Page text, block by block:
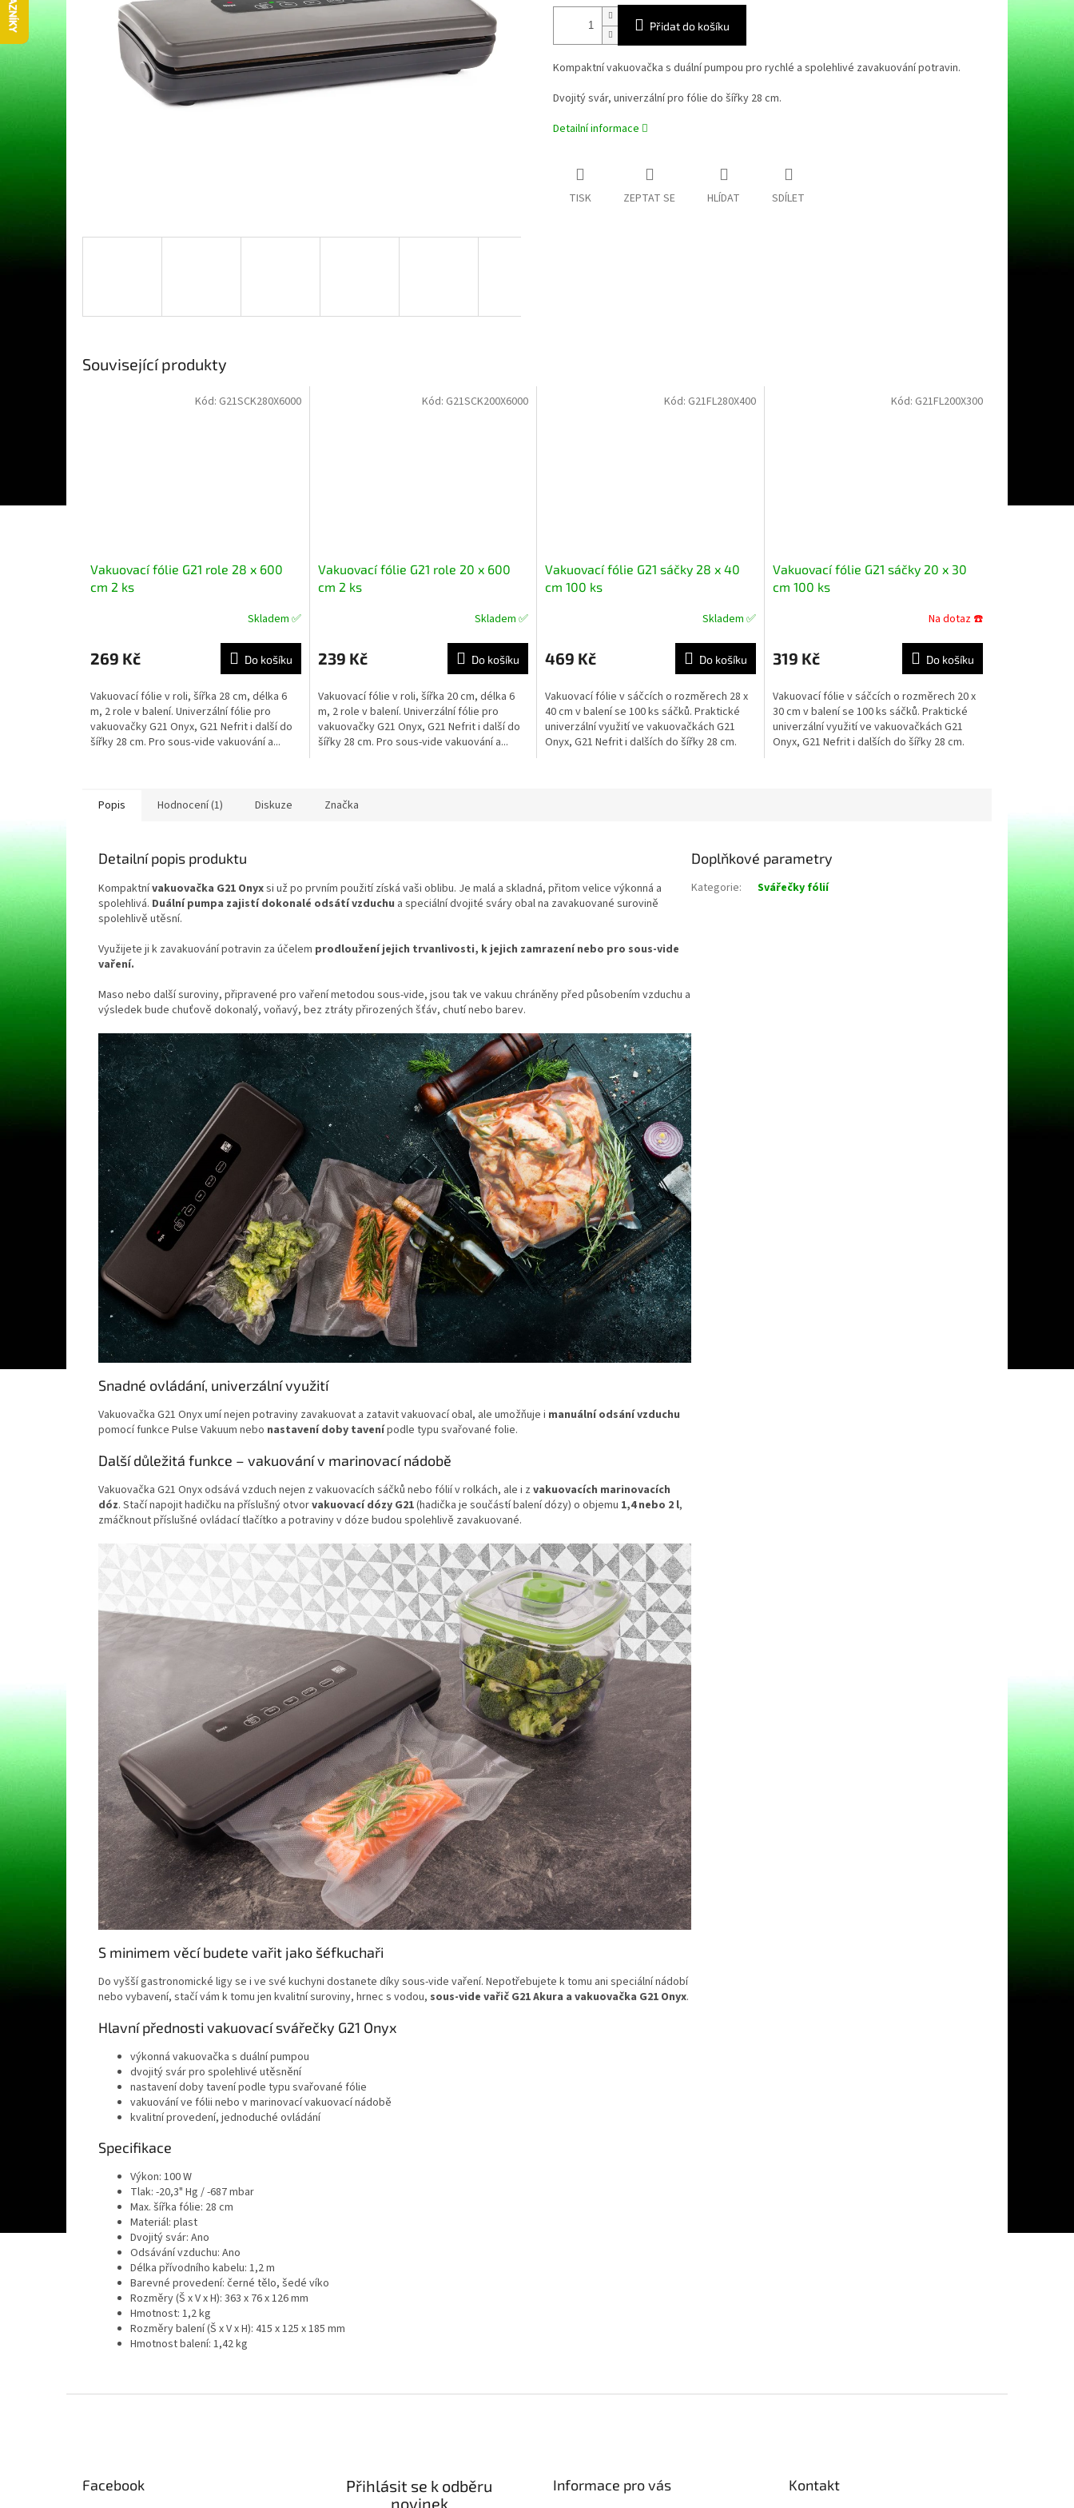
Přidat do košíku
Kompaktní vakuovačka s duální pumpou pro rychlé a spolehlivé zavakuování potravin.
Dvojitý svár, univerzální pro fólie do šířky 28 cm.
Detailní informace
TISK ZEPTAT SE HLÍDAT SDÍLET
Související produkty
Vakuovací fólie G21 role 28 x 600
cm 2 ks
produktu
je
z
5
hvězdiček.
Skladem ✅
269 Kč Do košíku
Vakuovací fólie v roli, šířka 28 cm, délka 6
m, 2 role v balení. Univerzální fólie pro
vakuovačky G21 Onyx, G21 Nefrit i další do
šířky 28 cm. Pro sous-vide vakuování a...
Kód: G21SCK280X6000
Vakuovací fólie G21 role 20 x 600
cm 2 ks
produktu
je
z
5
hvězdiček.
Skladem ✅
239 Kč Do košíku
Vakuovací fólie v roli, šířka 20 cm, délka 6
m, 2 role v balení. Univerzální fólie pro
vakuovačky G21 Onyx, G21 Nefrit i další do
šířky 28 cm. Pro sous-vide vakuování a...
Kód: G21SCK200X6000
Vakuovací fólie G21 sáčky 28 x 40
cm 100 ks
produktu
je
z
5
hvězdiček.
Skladem ✅
469 Kč Do košíku
Vakuovací fólie v sáčcích o rozměrech 28 x
40 cm v balení se 100 ks sáčků. Praktické
univerzální využití ve vakuovačkách G21
Onyx, G21 Nefrit i dalších do šířky 28 cm.
Kód: G21FL280X400
Vakuovací fólie G21 sáčky 20 x 30
cm 100 ks
produktu
je
z
5
hvězdiček.
Na dotaz ☎️
319 Kč Do košíku
Vakuovací fólie v sáčcích o rozměrech 20 x
30 cm v balení se 100 ks sáčků. Praktické
univerzální využití ve vakuovačkách G21
Onyx, G21 Nefrit i dalších do šířky 28 cm.
Kód: G21FL200X300
Popis Hodnocení (1) Diskuze Značka
Detailní popis produktu
Kompaktnívakuovačka G21 Onyxsi už po prvním použití získá vaši oblibu. Je malá a skladná, přitom velice výkonná a
spolehlivá. Duální pumpa zajistí dokonalé odsátí vzduchu a speciální dvojité sváry obal na zavakuované surovině
spolehlivě utěsní.
Využijete ji k zavakuování potravin za účelem prodloužení jejich trvanlivosti, k jejich zamrazení nebo pro sous-vide
vaření.
Maso nebo další suroviny, připravené pro vaření metodou sous-vide, jsou tak ve vakuu chráněny před působením vzduchu a
výsledek bude chuťově dokonalý, voňavý, bez ztráty přirozených šťáv, chutí nebo barev.
Snadné ovládání, univerzální využití
Vakuovačka G21 Onyx umí nejen potraviny zavakuovat a zatavit vakuovací obal, ale umožňuje i manuální odsání vzduchu
pomocí funkce Pulse Vakuum nebo nastavení doby tavenípodle typu svařované folie.
Další důležitá funkce – vakuování v marinovací nádobě
Vakuovačka G21 Onyx odsává vzduch nejen z vakuovacích sáčků nebo fólií v rolkách, ale i z vakuovacích marinovacích
dóz. Stačí napojit hadičku na příslušný otvorvakuovací dózy G21(hadička je součástí balení dózy) o objemu 1,4 nebo 2 l,
zmáčknout příslušné ovládací tlačítko a potraviny v dóze budou spolehlivě zavakuované.
S minimem věcí budete vařit jako šéfkuchaři
Do vyšší gastronomické ligy se i ve své kuchyni dostanete díky sous-vide vaření. Nepotřebujete k tomu ani speciální nádobí
nebo vybavení, stačí vám k tomu jen kvalitní suroviny, hrnec s vodou, sous-vide vařič G21 Akura a vakuovačka G21 Onyx.
Hlavní přednosti vakuovací svářečky G21 Onyx
výkonná vakuovačka s duální pumpou
dvojitý svár pro spolehlivé utěsnění
nastavení doby tavení podle typu svařované fólie
vakuování ve fólii nebo v marinovací vakuovací nádobě
kvalitní provedení, jednoduché ovládání
Specifikace
Výkon: 100 W
Tlak: -20,3" Hg / -687 mbar
Max. šířka fólie: 28 cm
Materiál: plast
Dvojitý svár: Ano
Odsávání vzduchu: Ano
Délka přívodního kabelu: 1,2 m
Barevné provedení: černé tělo, šedé víko
Rozměry (Š x V x H): 363 x 76 x 126 mm
Hmotnost: 1,2 kg
Rozměry balení (Š x V x H): 415 x 125 x 185 mm
Hmotnost balení: 1,42 kg
Doplňkové parametry
Kategorie: Svářečky fólií
Facebook
Přihlásit se k odběru
novinek
Informace pro vás Kontakt